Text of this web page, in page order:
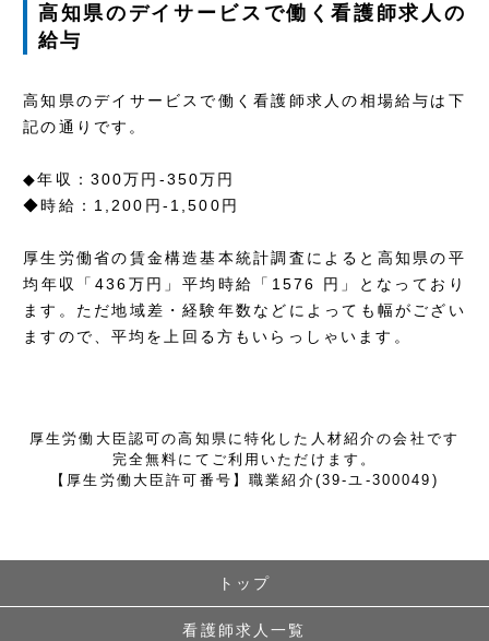
高知県のデイサービスで働く看護師求人の
給与
高知県のデイサービスで働く看護師求人の相場給与は下
記の通りです。
◆年収：300万円-350万円
◆時給：1,200円-1,500円
厚生労働省の賃金構造基本統計調査によると高知県の平
均年収「436万円」平均時給「1576 円」となっており
ます。ただ地域差・経験年数などによっても幅がござい
ますので、平均を上回る方もいらっしゃいます。
厚生労働大臣認可の高知県に特化した人材紹介の会社です
完全無料にてご利用いただけます。
【厚生労働大臣許可番号】職業紹介(39-ユ-300049)
トップ
看護師求人一覧